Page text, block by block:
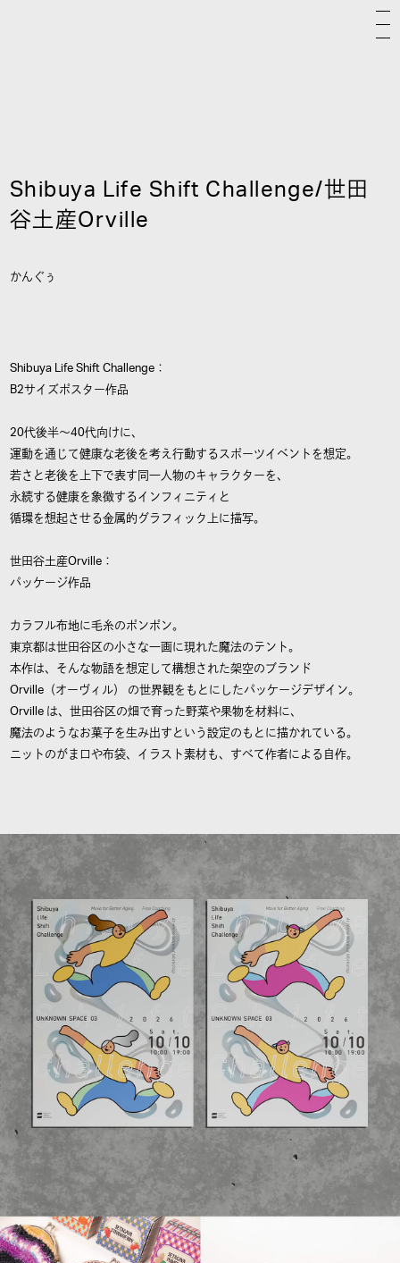
Shibuya Life Shift Challenge/世田
谷土産Orville
かんぐぅ
Shibuya Life Shift Challenge：
B2サイズポスター作品
20代後半〜40代向けに、
運動を通じて健康な老後を考え行動するスポーツイベントを想定。
若さと老後を上下で表す同一人物のキャラクターを、
永続する健康を象徴するインフィニティと
循環を想起させる金属的グラフィック上に描写。
世田谷土産Orville：
パッケージ作品
カラフル布地に毛糸のポンポン。
東京都は世田谷区の小さな一画に現れた魔法のテント。
本作は、そんな物語を想定して構想された架空のブランド
Orville（オーヴィル） の世界観をもとにしたパッケージデザイン。
Orville は、世田谷区の畑で育った野菜や果物を材料に、
魔法のようなお菓子を生み出すという設定のもとに描かれている。
ニットのがま口や布袋、イラスト素材も、すべて作者による自作。